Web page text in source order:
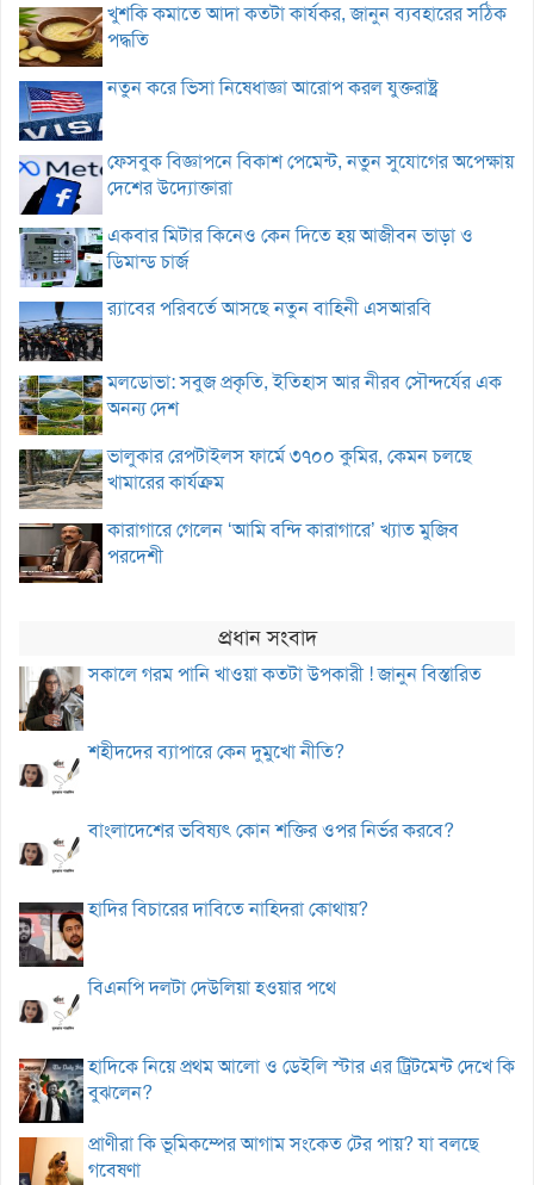
খুশকি কমাতে আদা কতটা কার্যকর, জানুন ব্যবহারের সঠিক
পদ্ধতি
নতুন করে ভিসা নিষেধাজ্ঞা আরোপ করল যুক্তরাষ্ট্র
ফেসবুক বিজ্ঞাপনে বিকাশ পেমেন্ট, নতুন সুযোগের অপেক্ষায়
দেশের উদ্যোক্তারা
একবার মিটার কিনেও কেন দিতে হয় আজীবন ভাড়া ও
ডিমান্ড চার্জ
র‌্যাবের পরিবর্তে আসছে নতুন বাহিনী এসআরবি
মলডোভা: সবুজ প্রকৃতি, ইতিহাস আর নীরব সৌন্দর্যের এক
অনন্য দেশ
ভালুকার রেপটাইলস ফার্মে ৩৭০০ কুমির, কেমন চলছে
খামারের কার্যক্রম
কারাগারে গেলেন ‘আমি বন্দি কারাগারে’ খ্যাত মুজিব
পরদেশী
প্রধান সংবাদ
সকালে গরম পানি খাওয়া কতটা উপকারী ! জানুন বিস্তারিত
শহীদদের ব্যাপারে কেন দুমুখো নীতি?
বাংলাদেশের ভবিষ্যৎ কোন শক্তির ওপর নির্ভর করবে?
হাদির বিচারের দাবিতে নাহিদরা কোথায়?
বিএনপি দলটা দেউলিয়া হওয়ার পথে
হাদিকে নিয়ে প্রথম আলো ও ডেইলি স্টার এর ট্রিটমেন্ট দেখে কি
বুঝলেন?
প্রাণীরা কি ভূমিকম্পের আগাম সংকেত টের পায়? যা বলছে
গবেষণা